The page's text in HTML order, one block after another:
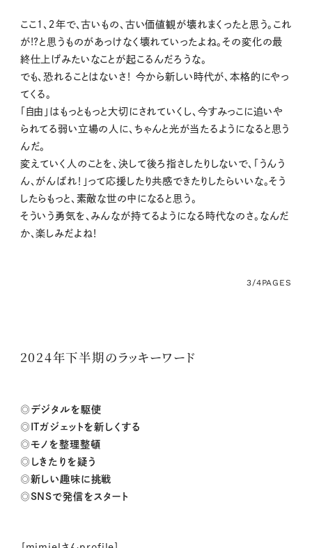
ここ１、２年で、古いもの、古い価値観が壊れまくったと思う。これ
が!?と思うものがあっけなく壊れていったよね。その変化の最
終仕上げみたいなことが起こるんだろうな。
でも、恐れることはないさ！ 今から新しい時代が、本格的にやっ
てくる。
「自由」はもっともっと大切にされていくし、今すみっこに追いや
られてる弱い立場の人に、ちゃんと光が当たるようになると思う
んだ。
変えていく人のことを、決して後ろ指さしたりしないで、「うんう
ん、がんばれ！」って応援したり共感できたりしたらいいな。そう
したらもっと、素敵な世の中になると思う。
そういう勇気を、みんなが持てるようになる時代なのさ。なんだ
か、楽しみだよね！
3/4PAGES
2024年下半期のラッキーワード
◎デジタルを駆使
◎ITガジェットを新しくする
◎モノを整理整頓
◎しきたりを疑う
◎新しい趣味に挑戦
◎SNSで発信をスタート